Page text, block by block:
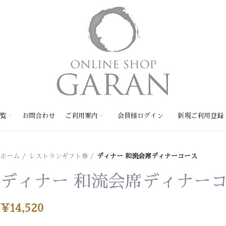
お問合わせ ご利用案内 会員様ログイン 新規ご利用登録
ホーム レストランギフト券 ディナー 和流会席ディナーコース
ディナー 和流会席ディナー
¥14,520